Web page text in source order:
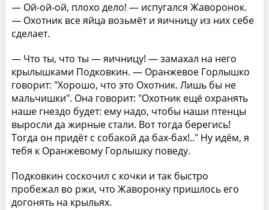
— Ой-ой-ой, плохо дело! — испугался Жаворонок.
— Охотник все яйца возьмёт и яичницу из них себе
сделает.
— Что ты, что ты — яичницу! — замахал на него
крылышками Подковкин. — Оранжевое Горлышко
говорит: "Хорошо, что это Охотник. Лишь бы не
мальчишки". Она говорит: "Охотник ещё охранять
наше гнездо будет: ему надо, чтобы наши птенцы
выросли да жирные стали. Вот тогда берегись!
Тогда он придёт с собакой да бах-бах!.." Ну идём, я
тебя к Оранжевому Горлышку поведу.
Подковкин соскочил с кочки и так быстро
пробежал во ржи, что Жаворонку пришлось его
догонять на крыльях.